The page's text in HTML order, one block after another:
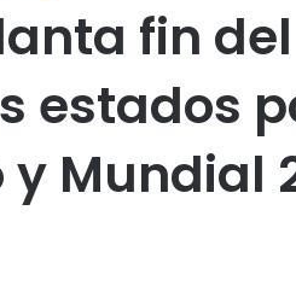
fin
estados
Mundial